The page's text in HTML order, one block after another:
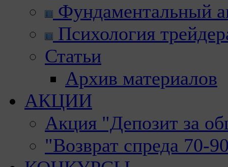
Фундаментальный
Психология
Статьи
Архив материалов
АКЦИИ
Акция "Депозит за
"Возврат спреда 70-